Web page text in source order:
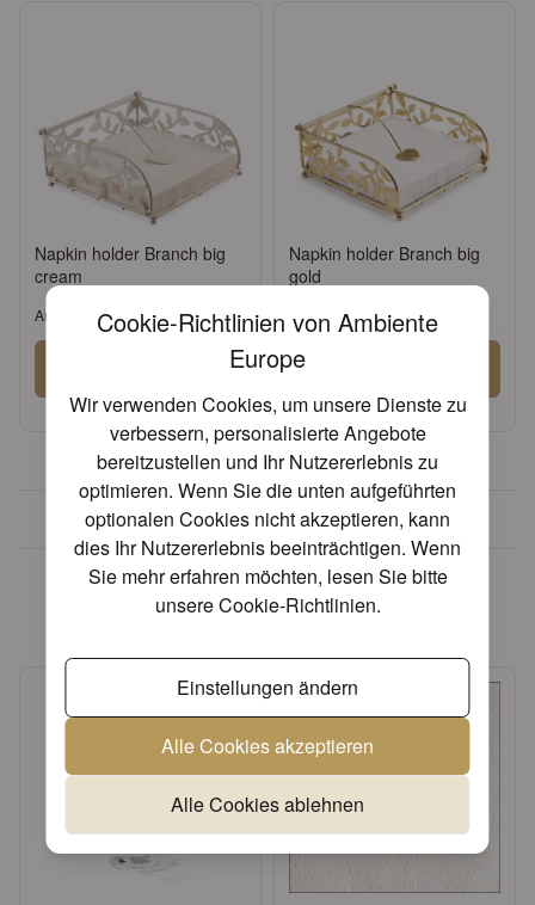
Cookie-Richtlinien von Ambiente
Europe
Wir verwenden Cookies, um unsere Dienste zu
verbessern, personalisierte Angebote
bereitzustellen und Ihr Nutzererlebnis zu
optimieren. Wenn Sie die unten aufgeführten
optionalen Cookies nicht akzeptieren, kann
dies Ihr Nutzererlebnis beeinträchtigen. Wenn
Sie mehr erfahren möchten, lesen Sie bitte
unsereCookie-Richtlinien.
Einstellungen ändern
Alle Cookies akzeptieren
Alle Cookies ablehnen
Napkin holder Branch big
cream
Artikel: 19402230
oderKonto beantragen
Napkin holder Branch big
gold
Artikel: 19402231
oderKonto beantragen
Über 30 Jahre Erfahrung
Diese Artikel könnten Ihnen
eventuell auch gefallen!